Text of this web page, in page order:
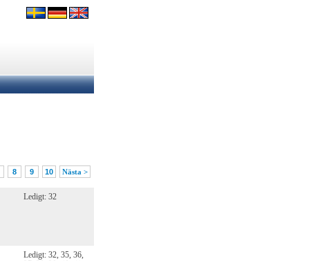
8 9 10 Nästa >
Ledigt: 32
Ledigt: 32, 35, 36,